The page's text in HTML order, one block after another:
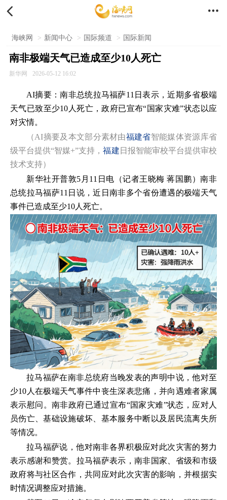
 
海峡网 > 新闻中心 > 国际频道 > 国际新闻
南非极端天气已造成至少10人死亡
新华网 2026-05-12 16:02
AI摘要：南非总统拉马福萨11日表示，近期多省极端
天气已致至少10人死亡，政府已宣布“国家灾难”状态以应
对灾情。
（AI摘要及本文部分素材由福建省智能媒体资源库省
级平台提供“智媒+”支持，福建 日报智能审校平台提供审校
技术支持）
新华社开普敦5月11日电（记者王晓梅 蒋国鹏）南非
总统拉马福萨11日说，近日南非多个省份遭遇的极端天气
事件已造成至少10人死亡。
拉马福萨在南非总统府当晚发表的声明中说，他对至
少10人在极端天气事件中丧生深表悲痛，并向遇难者家属
表示慰问。南非政府已通过宣布“国家灾难”状态，应对人
员伤亡、基础设施破坏、基本服务中断以及居民流离失所
等情况。
拉马福萨说，他对南非各界积极应对此次灾害的努力
表示感谢和赞赏。拉马福萨表示，南非国家、省级和市级
政府将与社区合作，共同应对此次灾害的影响，并根据实
时情况调整应对措施。